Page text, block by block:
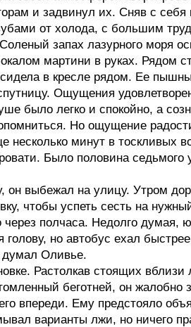
и задвинул их. Сняв с себя
от холода, с большим
запах лазурного моря
мартини в руках.
в кресле рядом. Ее
Ощущения
было легко и спокойно, а
Но ощущение
минут в тоскливых
Было половина
он выбежал на улицу. Утром
чтобы успеть сесть на
полчаса. Недолго
голову, но автобус ехал
думал Оливье.
Растолкав стоящих
беготней, он
впереди. Ему предстояло
варианты лжи, но ничего